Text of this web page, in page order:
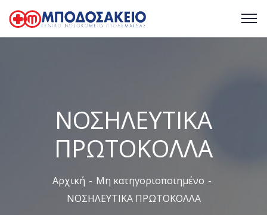
ΝΟΣΗΛΕΥΤΙΚΑ
ΠΡΩΤΟΚΟΛΛΑ
Αρχική
Μη κατηγοριοποιημένο
ΝΟΣΗΛΕΥΤΙΚΑ ΠΡΩΤΟΚΟΛΛΑ